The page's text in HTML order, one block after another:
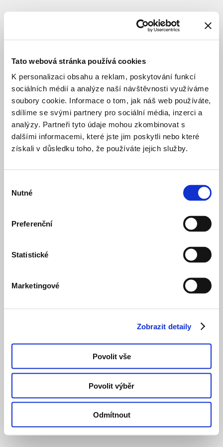
Tato webová stránka používá cookies
K personalizaci obsahu a reklam, poskytování funkcí
sociálních médií a analýze naší návštěvnosti využíváme
soubory cookie. Informace o tom, jak náš web používáte,
sdílíme se svými partnery pro sociální média, inzerci a
analýzy. Partneři tyto údaje mohou zkombinovat s
dalšími informacemi, které jste jim poskytli nebo které
získali v důsledku toho, že používáte jejich služby.
souhlasu
Nutné
Preferenční
Statistické
Marketingové
Zobrazit detaily
Povolit vše
Povolit výběr
Odmítnout
SUBJEKT